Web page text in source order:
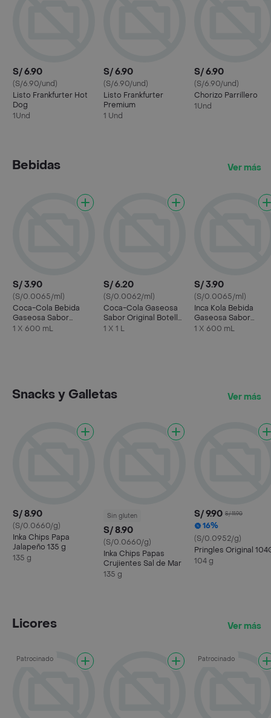
S/ 6.90
(S/6.90/und)
Listo Frankfurter Hot
Dog
1Und
S/ 6.90
(S/6.90/und)
Listo Frankfurter
Premium
1 Und
S/ 6.90
(S/6.90/und)
Chorizo Parrillero
1Und
Bebidas Ver más
S/ 3.90
(S/0.0065/ml)
Coca-Cola Bebida
Gaseosa Sabor
Original
1 X 600 mL
S/ 6.20
(S/0.0062/ml)
Coca-Cola Gaseosa
Sabor Original Botella
1 L
1 X 1 L
S/ 3.90
(S/0.0065/ml)
Inca Kola Bebida
Gaseosa Sabor
Original
1 X 600 mL
Snacks y Galletas Ver más
S/ 8.90
(S/0.0660/g)
Inka Chips Papa
Jalapeño 135 g
135 g
Sin gluten
S/ 8.90
(S/0.0660/g)
Inka Chips Papas
Crujientes Sal de Mar
135 g
S/ 9.90 S/ 11.90
16%
(S/0.0952/g)
Pringles Original
104 g
Licores Ver más
Patrocinado Patrocinado